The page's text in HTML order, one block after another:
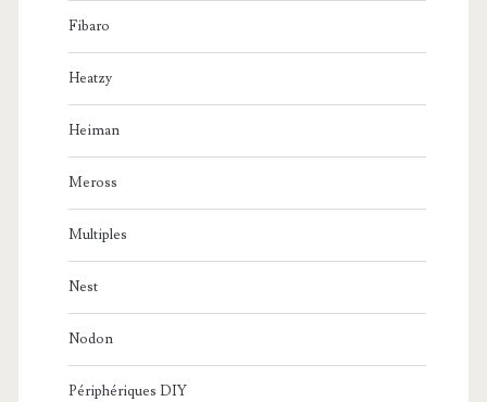
Fibaro
Heatzy
Heiman
Meross
Multiples
Nest
Nodon
Périphériques DIY